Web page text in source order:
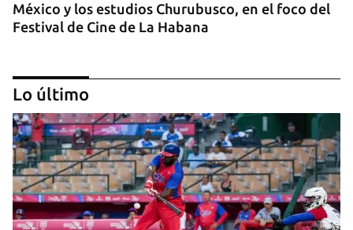
México y los estudios Churubusco, en el foco del
Festival de Cine de La Habana
Lo último